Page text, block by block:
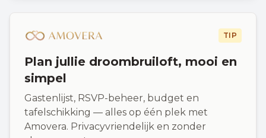
TIP
Plan jullie droombruiloft, mooi en
simpel
Gastenlijst, RSVP-beheer, budget en
tafelschikking — alles op één plek met
Amovera. Privacyvriendelijk en zonder